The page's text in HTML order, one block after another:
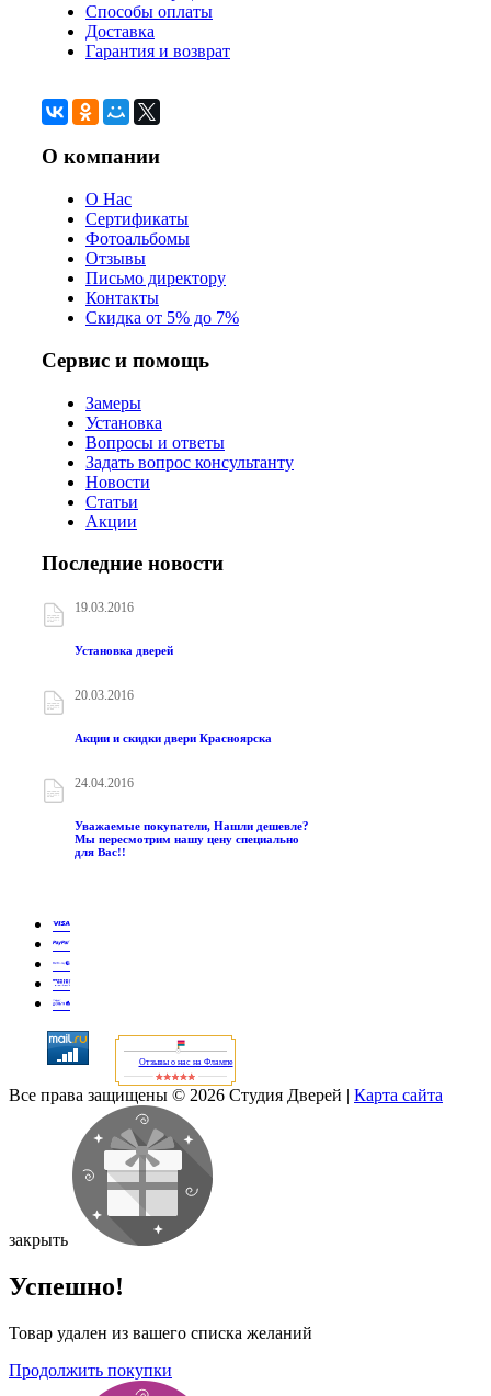
Способы оплаты
Доставка
Гарантия и возврат
О компании
О Нас
Сертификаты
Фотоальбомы
Отзывы
Письмо директору
Контакты
Скидка от 5% до 7%
Сервис и помощь
Замеры
Установка
Вопросы и ответы
Задать вопрос консультанту
Новости
Статьи
Акции
Последние новости
19.03.2016
Установка дверей
20.03.2016
Акции и скидки двери Красноярска
24.04.2016
Уважаемые покупатели, Нашли дешевле?
Мы пересмотрим нашу цену специально
для Вас!!
Отзывы о нас на Флампе
Все права защищены © 2026 Студия Дверей | Карта сайта
закрыть
Успешно!
Товар удален из вашего списка желаний
Продолжить покупки